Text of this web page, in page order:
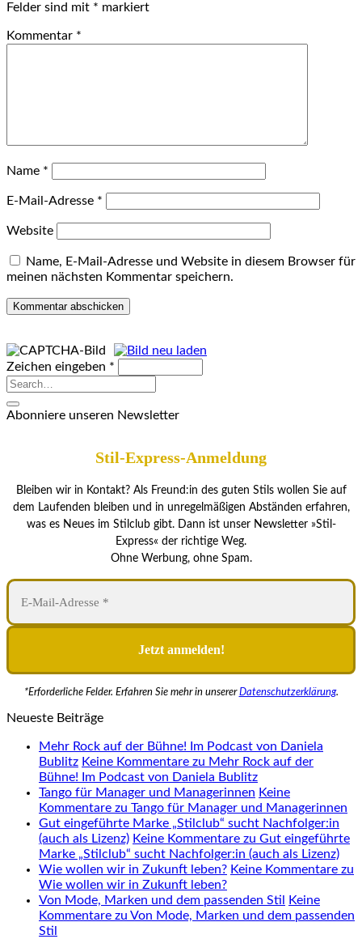
Felder sind mit * markiert
Kommentar *
Name *
E-Mail-Adresse *
Website
Name, E-Mail-Adresse und Website in diesem Browser für
meinen nächsten Kommentar speichern.
Zeichen eingeben *
Abonniere unseren Newsletter
Stil-Express-Anmeldung
Bleiben wir in Kontakt? Als Freund:in des guten Stils wollen Sie auf
dem Laufenden bleiben und in unregelmäßigen Abständen erfahren,
was es Neues im Stilclub gibt. Dann ist unser Newsletter »Stil-
Express« der richtige Weg.
Ohne Werbung, ohne Spam.
*Erforderliche Felder. Erfahren Sie mehr in unsererDatenschutzerklärung.
Neueste Beiträge
Mehr Rock auf der Bühne! Im Podcast von Daniela
Bublitz Keine Kommentare zu Mehr Rock auf der
Bühne! Im Podcast von Daniela Bublitz
Tango für Manager und Managerinnen Keine
Kommentare zu Tango für Manager und Managerinnen
Gut eingeführte Marke „Stilclub“ sucht Nachfolger:in
(auch als Lizenz) Keine Kommentare zu Gut eingeführte
Marke „Stilclub“ sucht Nachfolger:in (auch als Lizenz)
Wie wollen wir in Zukunft leben? Keine Kommentare zu
Wie wollen wir in Zukunft leben?
Von Mode, Marken und dem passenden Stil
Keine
Kommentare zu Von Mode, Marken und dem passenden
Stil